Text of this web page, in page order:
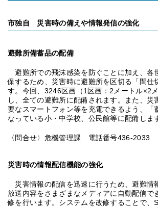
市独自 災害時の備えや情報発信の強化
避難所備蓄品の配備
避難所での飛沫感染を防ぐことに加え、各
保するため、災害時に避難所を区切る「間仕
す。今回、3246区画（1区画：2メートル×2
し、全ての避難所に配備されます。また、災
要なスマートフォン等を充電できるよう、「
なっている小・中学校、公民館等に配備しま
〈問合せ〉危機管理課 電話番号436-2033
災害時の情報配信機能の強化
災害情報の配信を迅速に行うため、避難情
放送内容をさまざまなメディアに自動配信で
修を行います。システムを改修することで、